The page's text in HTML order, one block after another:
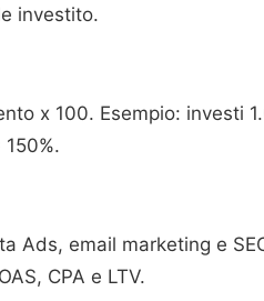
investito.
x 100. Esempio: investi
Ads, email marketing e
CPA e LTV.